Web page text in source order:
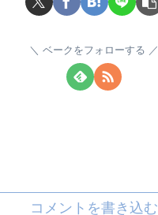
ベークをフォローする
コメントを書き込む